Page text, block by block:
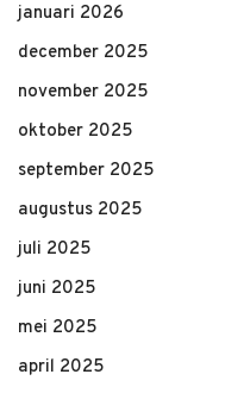
januari 2026
december 2025
november 2025
oktober 2025
september 2025
augustus 2025
juli 2025
juni 2025
mei 2025
april 2025